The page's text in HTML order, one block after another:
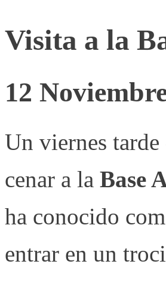
Visita a la
12
Un viernes
cenar a la Base
ha conocido
entrar en un